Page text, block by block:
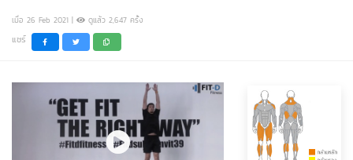
เมื่อ 26 Feb 2021 | ดูแล้ว 2,647 ครั้ง
แชร์